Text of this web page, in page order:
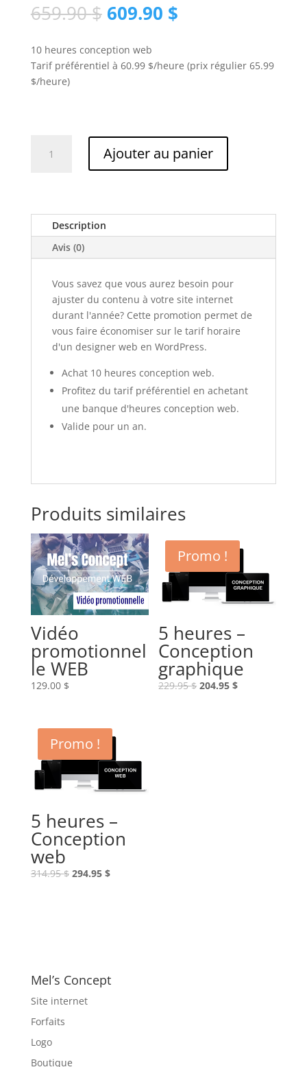
659.90$ Le
prix
initial
était :
659.90 $.
609.90 $Le
est :
609.90 $.
10 heures conception web
Tarif préférentiel à 60.99 $/heure (prix régulier 65.99
$/heure)
Conception
web
Ajouter au panier
Description
Avis (0)
Vous savez que vous aurez besoin pour
ajuster du contenu à votre site internet
durant l'année? Cette promotion permet de
vous faire économiser sur le tarif horaire
d'un designer web en WordPress.
Achat 10 heures conception web.
Profitez du tarif préférentiel en achetant
une banque d'heures conception web.
Valide pour un an.
Produits similaires
Vidéo
promotionnel
le WEB
129.00 $
Promo !
5 heures –
Conception
graphique
229.95$ Le
204.95$Le
Promo !
5 heures –
Conception
web
314.95$ Le
294.95 $Le
Mel’s Concept
Site internet
Forfaits
Logo
Boutique